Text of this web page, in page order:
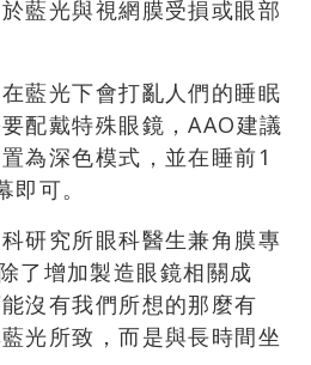
藍光與視網膜受損或眼部
藍光下會打亂人們的睡眠
配戴特殊眼鏡，AAO建議
為深色模式，並在睡前1
可。
研究所眼科醫生兼角膜專
了增加製造眼鏡相關成
沒有我們所想的那麼有
光所致，而是與長時間坐